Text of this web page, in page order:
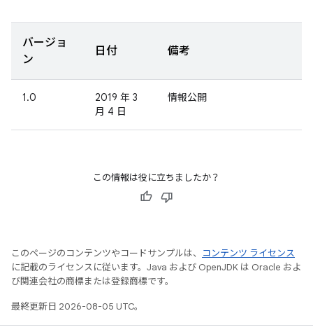
バージョ
ン
日付 備考
1.0
2019 年 3
月 4 日
情報公開
この情報は役に立ちましたか？
このページのコンテンツやコードサンプルは、
コンテンツ ライセンス
に記載のライセンスに従います。Java および OpenJDK は Oracle およ
び関連会社の商標または登録商標です。
最終更新日 2026-08-05 UTC。